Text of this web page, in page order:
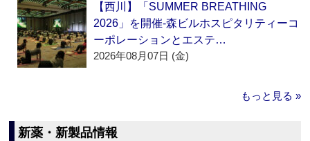
【西川】「SUMMER BREATHING
2026」を開催‐森ビルホスピタリティーコ
ーポレーションとエステ…
2026年08月07日 (金)
もっと見る »
新薬・新製品情報